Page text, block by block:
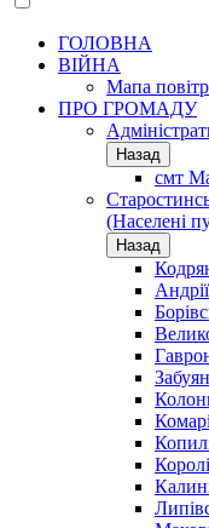
ГОЛОВНА
ВІЙНА
Мапа
ПРО ГРОМАДУ
Назад
смт
(Населені
Назад